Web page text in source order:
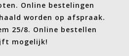
Online bestelingen
worden op afspraak.
25/8. Online bestellen
mogelijk!